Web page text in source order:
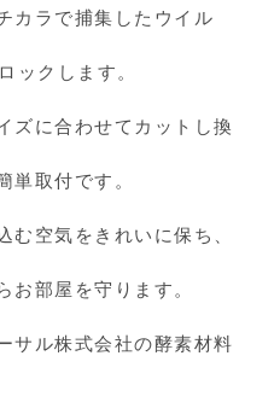
カラで捕集したウイル
ックします。
ズに合わせてカットし換
単取付です。
む空気をきれいに保ち、
お部屋を守ります。
サル株式会社の酵素材料